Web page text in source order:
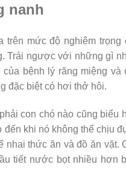
nanh
mức độ nghiêm trọng
Trái ngược với những gì
bệnh lý răng miệng và
đặc biệt có hơi thở hôi.
con chó nào cũng biểu
đến khi nó không thể chịu
nhai thức ăn và đồ ăn vặt.
tiết nước bọt nhiều hơn